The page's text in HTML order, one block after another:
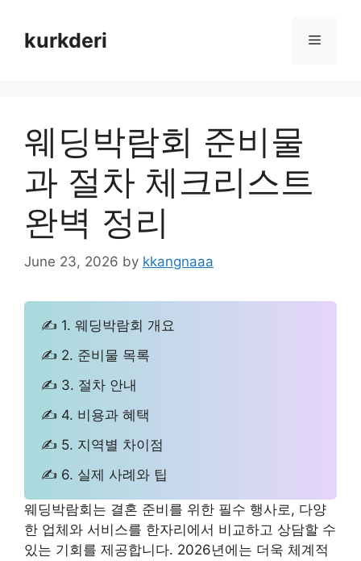
contentkurkderi Menu
웨딩박람회 준비물
과 절차 체크리스트
완벽 정리
June 23, 2026 by kkangnaaa
✍ 1. 웨딩박람회 개요
✍ 2. 준비물 목록
✍ 3. 절차 안내
✍ 4. 비용과 혜택
✍ 5. 지역별 차이점
✍ 6. 실제 사례와 팁
웨딩박람회는 결혼 준비를 위한 필수 행사로, 다양
한 업체와 서비스를 한자리에서 비교하고 상담할 수
있는 기회를 제공합니다. 2026년에는 더욱 체계적